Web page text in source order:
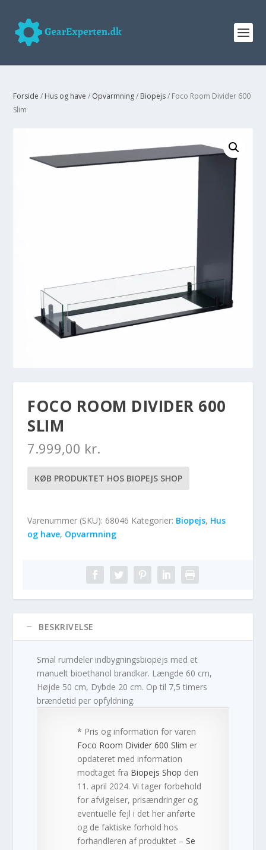
Forside / Hus og have / Opvarmning/ Biopejs/ Foco Room Divider 600
Slim
FOCO ROOM DIVIDER 600
SLIM
7.999,00 kr.
KØB PRODUKTET HOS BIOPEJS SHOP
Varenummer (SKU): 68046 Kategorier: Biopejs, Hus
og have, Opvarmning
BESKRIVELSE
Smal rumdeler indbygningsbiopejs med et
manuelt bioethanol brandkar. Længde 60 cm,
Højde 50 cm, Dybde 20 cm. Op til 7,5 timers
brændetid per opfyldning.
* Pris og information for varen
Foco Room Divider 600 Slim er
opdateret med information
modtaget fra Biopejs Shop den
11. april 2024. Vi tager forbehold
for afvigelser, prisændringer og
eventuelle fejl i det her anførte
og de faktiske forhold hos
forhandleren af produktet –Se